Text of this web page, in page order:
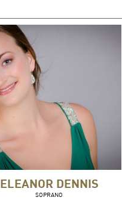
ELEANOR DENNIS
SOPRANO